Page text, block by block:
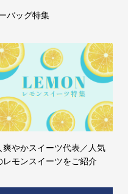
バッグ特集
爽やかスイーツ代表／人気
レモンスイーツをご紹介